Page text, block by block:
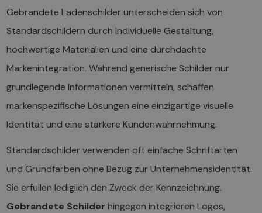
Gebrandete Ladenschilder unterscheiden sich von
Standardschildern durch individuelle Gestaltung,
hochwertige Materialien und eine durchdachte
Markenintegration. Während generische Schilder nur
grundlegende Informationen vermitteln, schaffen
markenspezifische Lösungen eine einzigartige visuelle
Identität und eine stärkere Kundenwahrnehmung.
Standardschilder verwenden oft einfache Schriftarten
und Grundfarben ohne Bezug zur Unternehmensidentität.
Sie erfüllen lediglich den Zweck der Kennzeichnung.
Gebrandete Schilder hingegen integrieren Logos,